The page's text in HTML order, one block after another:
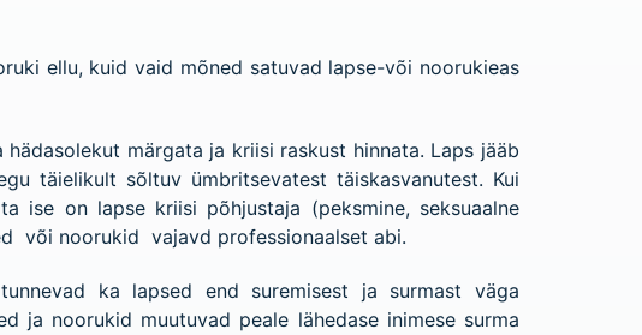
ellu, kuid vaid mõned satuvad lapse-või noorukieas
märgata ja kriisi raskust hinnata. Laps jääb
täielikult sõltuv ümbritsevatest täiskasvanutest. Kui
ise on lapse kriisi põhjustaja (peksmine, seksuaalne
või noorukid vajavd professionaalset abi.
ka lapsed end suremisest ja surmast väga
ja noorukid muutuvad peale lähedase inimese surma